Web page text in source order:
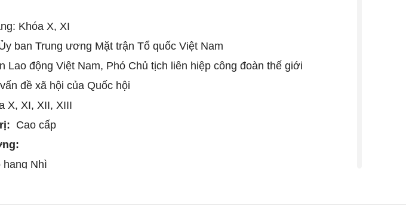
Khóa X, XI
ban Trung ương Mặt trận Tổ quốc Việt Nam
Lao động Việt Nam, Phó Chủ tịch liên hiệp công đoàn thế giới
đề xã hội của Quốc hội
X, XI, XII, XIII
Cao cấp
Nhì